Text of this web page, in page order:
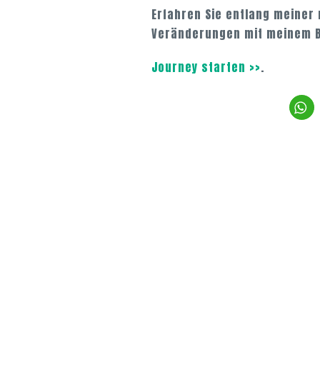
Erfahren Sie entlang
Veränderungen mit meinem
Journey starten >>.